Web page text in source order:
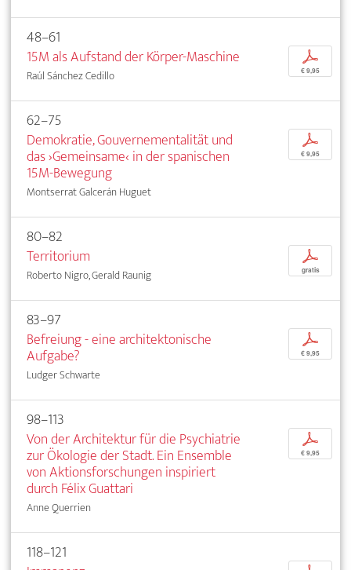
48–61
15M als Aufstand der Körper-Maschine
Raúl Sánchez Cedillo
p
€ 9,95
62–75
Demokratie, Gouvernementalität und
das ›Gemeinsame‹ in der spanischen
15M-Bewegung
Montserrat Galcerán Huguet
p
€ 9,95
80–82
Territorium
Roberto Nigro, Gerald Raunig
p
gratis
83–97
Befreiung - eine architektonische
Aufgabe?
Ludger Schwarte
p
€ 9,95
98–113
Von der Architektur für die Psychiatrie
zur Ökologie der Stadt. Ein Ensemble
von Aktionsforschungen inspiriert
durch Félix Guattari
Anne Querrien
p
€ 9,95
118–121